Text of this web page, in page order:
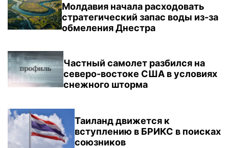
Молдавия начала расходовать
стратегический запас воды из-за
обмеления Днестра
Частный самолет разбился на
северо-востоке США в условиях
снежного шторма
Таиланд движется к
вступлению в БРИКС в поисках
союзников